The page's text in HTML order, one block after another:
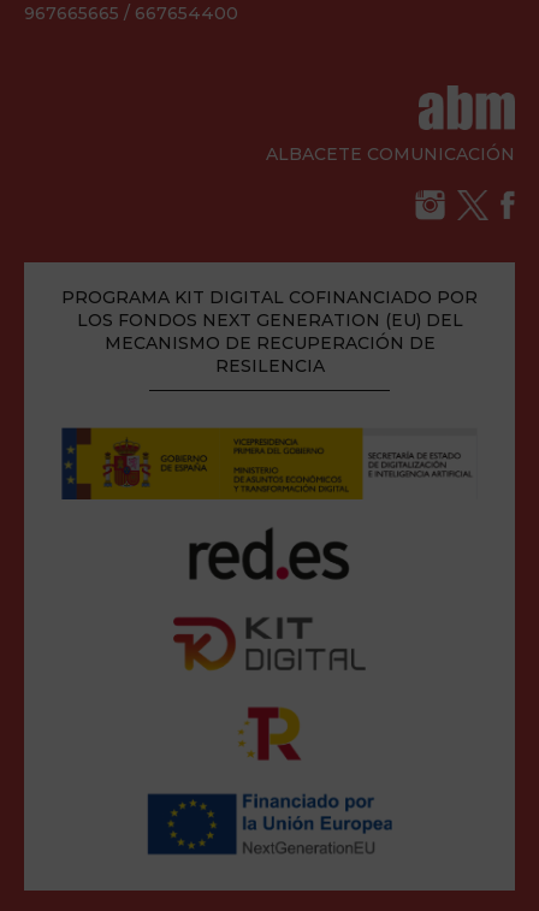
967665665 / 667654400
ALBACETE COMUNICACIÓN
PROGRAMA KIT DIGITAL COFINANCIADO POR
LOS FONDOS NEXT GENERATION (EU) DEL
MECANISMO DE RECUPERACIÓN DE
RESILENCIA